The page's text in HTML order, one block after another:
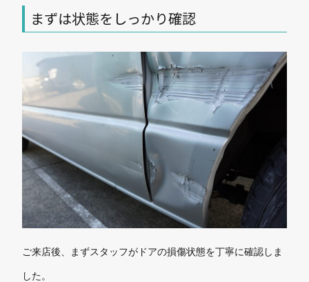
まずは状態をしっかり確認
ご来店後、まずスタッフがドアの損傷状態を丁寧に確認しま
した。